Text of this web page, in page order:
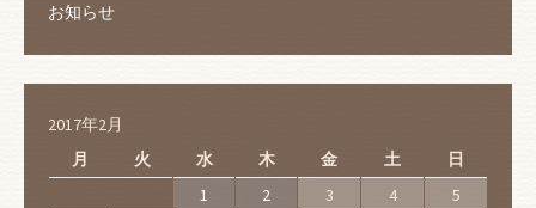
お知らせ
2017年2月
月
火 水 木 金 土 日
1 2 3 4
5